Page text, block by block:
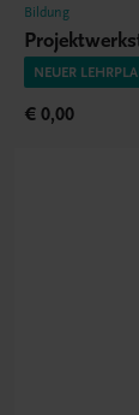
Bildung
NEUER
€ 0,00